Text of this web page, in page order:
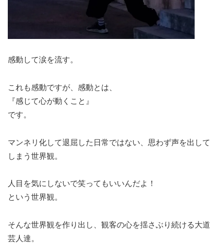
感動して涙を流す。
これも感動ですが、感動とは、
『感じて心が動くこと』
です。
マンネリ化して退屈した日常ではない、思わず声を出して
しまう世界観。
人目を気にしないで笑ってもいいんだよ！
という世界観。
そんな世界観を作り出し、観客の心を揺さぶり続ける大道
芸人達。